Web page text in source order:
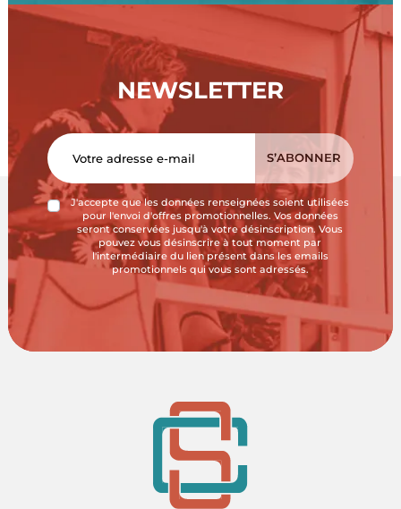
NEWSLETTER
J'accepte que les données renseignées soient utilisées
pour l'envoi d'offres promotionnelles. Vos données
seront conservées jusqu'à votre désinscription. Vous
pouvez vous désinscrire à tout moment par
l'intermédiaire du lien présent dans les emails
promotionnels qui vous sont adressés.